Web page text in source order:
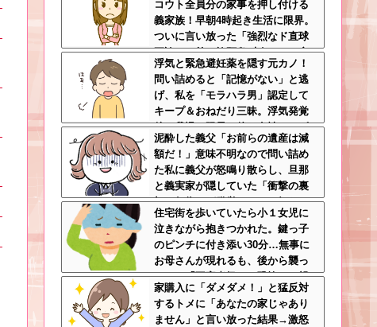
コウト全員分の家事を押し付ける
義家族！早朝4時起き生活に限界。
ついに言い放った「強烈なド直球
正論」に義一族阿鼻叫喚ｗｗ←怠
け者どもに正論のナイフをグサリ
浮気と緊急避妊薬を隠す元カノ！
問い詰めると「記憶がない」と逃
げ、私を「モラハラ男」認定して
キープ＆おねだり三昧。浮気発覚
後、我慢の限界で他の女性とスピ
ード婚した結果ｗｗｗｗｗ
泥酔した義父「お前らの遺産は減
額だ！」意味不明なので問い詰め
た私に義父が怒鳴り散らし、旦那
と義実家が隠していた「衝撃の裏
切り行為」が発覚ｗｗｗ←知らん
間に200万払われてて草
住宅街を歩いていたら小１女児に
泣きながら抱きつかれた。鍵っ子
のピンチに付き添い30分…無事に
お母さんが現れるも、後から襲っ
てきた「不審者扱いの恐怖」←親
切心が裏目に出るかもしれない世
の中怖すぎる
家購入に「ダメダメ！」と猛反対
するトメに「あなたの家じゃあり
ません」と言い放った結果→激怒